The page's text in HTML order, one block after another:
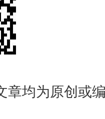
章均为原创或